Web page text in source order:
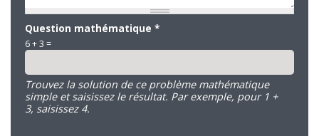
Question mathématique *
6 + 3 =
Trouvez la solution de ce problème mathématique
simple et saisissez le résultat. Par exemple, pour 1 +
3, saisissez 4.